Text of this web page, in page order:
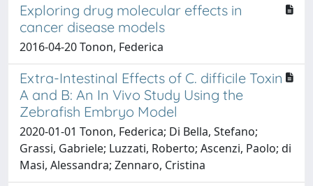
Exploring drug molecular effects in
cancer disease models
2016-04-20 Tonon, Federica
Extra-Intestinal Effects of C. difficile Toxin
A and B: An In Vivo Study Using the
Zebrafish Embryo Model
2020-01-01 Tonon, Federica; Di Bella, Stefano;
Grassi, Gabriele; Luzzati, Roberto; Ascenzi, Paolo; di
Masi, Alessandra; Zennaro, Cristina